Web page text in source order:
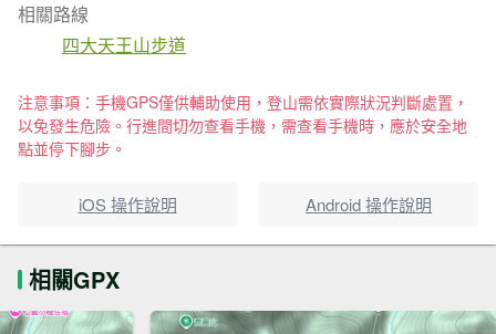
相關路線
四大天王山步道
注意事項：手機GPS僅供輔助使用，登山需依實際狀況判斷處置，
以免發生危險。行進間切勿查看手機，需查看手機時，應於安全地
點並停下腳步。
iOS 操作說明 Android 操作說明
相關GPX